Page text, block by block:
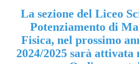
La sezione del Liceo
Potenziamento di
Fisica, nel prossimo
2024/2025 sarà